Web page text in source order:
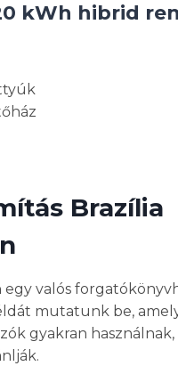
kWh hibrid
Brazília
egy valós
mutatunk be,
gyakran használnak,